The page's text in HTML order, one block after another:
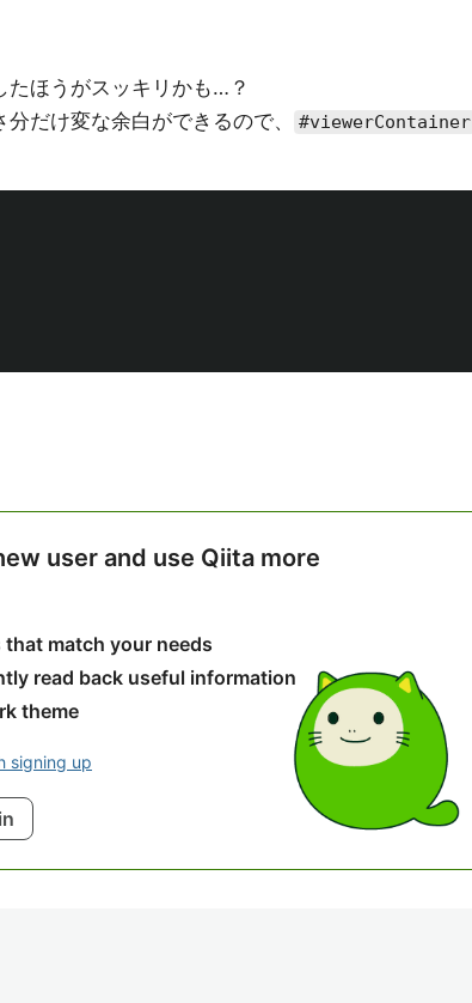
たほうがスッキリかも…？
だけ変な余白ができるので、
#viewerContainer
user and use Qiita more
that match your needs
read back useful information
theme
signing up